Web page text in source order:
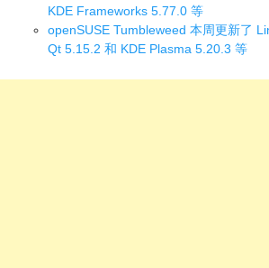
KDE Frameworks 5.77.0 等
openSUSE Tumbleweed 本周更新了
Qt 5.15.2 和 KDE Plasma 5.20.3 等